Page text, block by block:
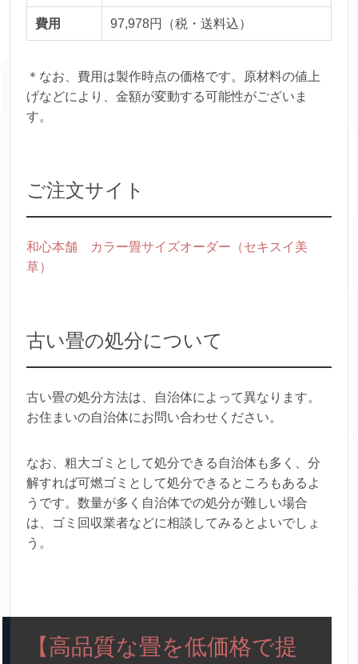
費用 97,978円（税・送料込）
＊なお、費用は製作時点の価格です。原材料の値上
げなどにより、金額が変動する可能性がございま
す。
ご注文サイト
和心本舗 カラー畳サイズオーダー（セキスイ美
草）
古い畳の処分について
古い畳の処分方法は、自治体によって異なります。
お住まいの自治体にお問い合わせください。
なお、粗大ゴミとして処分できる自治体も多く、分
解すれば可燃ゴミとして処分できるところもあるよ
うです。数量が多く自治体での処分が難しい場合
は、ゴミ回収業者などに相談してみるとよいでしょ
う。
【高品質な畳を低価格で提